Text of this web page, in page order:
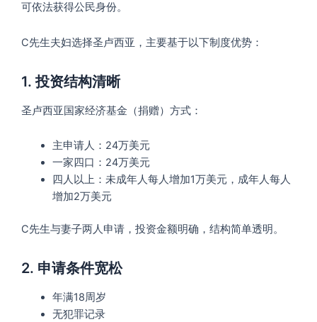
可依法获得公民身份。
C先生夫妇选择圣卢西亚，主要基于以下制度优势：
1. 投资结构清晰
圣卢西亚国家经济基金（捐赠）方式：
主申请人：24万美元
一家四口：24万美元
四人以上：未成年人每人增加1万美元，成年人每人
增加2万美元
C先生与妻子两人申请，投资金额明确，结构简单透明。
2. 申请条件宽松
年满18周岁
无犯罪记录